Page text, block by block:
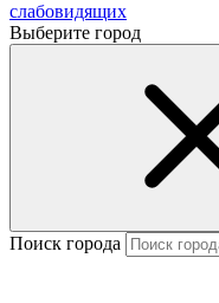
слабовидящих
Выберите город
Поиск города